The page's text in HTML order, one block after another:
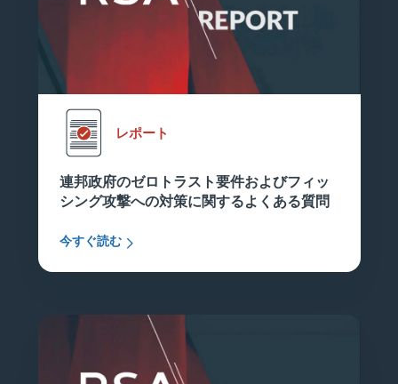
レポート
連邦政府のゼロトラスト要件およびフィッ
シング攻撃への対策に関するよくある質問
今すぐ読む